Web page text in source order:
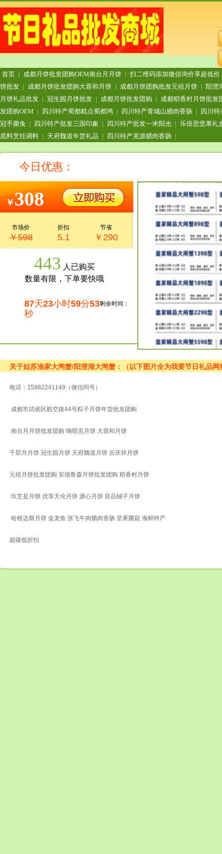
首页 | 成都月饼批发团购OEM南台月月饼 | 扫二维码添加微信询价享超低价
饼批发 | 成都月饼批发团购大蓉和月饼 | 成都月饼团购批发元祖月饼 | 阳澄
月饼礼品批发 | 冠生园月饼批发 | 成都月饼批发团购 | 成都稻香村月饼批发
发团购OEM | 四川特产蜀都糕点蜀都鸿 | 四川特产青城山腊肉香肠 | 四川特
冠手撕兔 | 四川特产批发三国印象 | 四川特产批发一米阳光 | 乐倍思坚果礼
底料烹饪调料 | 天府魏道年货礼品 | 四川特产羌源腊肉香肠 |
今日优惠：
￥308
市场价
￥598
折扣
5.1
节省
￥290
443 人已购买
数量有限，下单要快哦
剩余时间：
87天23小时59分53
秒
关于姑苏渔家大闸蟹/阳澄湖大闸蟹：（以下图片全为我要节日礼品网
电话：15982241149（微信同号）
成都市武侯区航空路44号粽子月饼年货批发团购
南台月月饼批发团购 嗨呗克月饼 大蓉和月饼
千层月月饼 冠生园月饼 天府魏道月饼 吉庆祥月饼
元祖月饼批发团购 安德鲁森月饼批发团购 稻香村月饼
玖芝是月饼 优享天伦月饼 溏心月饼 良品铺子月饼
哈根达斯月饼 金龙鱼 张飞牛肉腊肉香肠 坚果菌菇 海鲜特产
超级低折扣